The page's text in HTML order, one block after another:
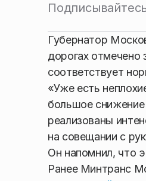
Губернатор
дорогах отмечено
соответствует
«Уже есть
большое снижение
реализованы
на совещании с
Он напомнил, что
Ранее Минтранс